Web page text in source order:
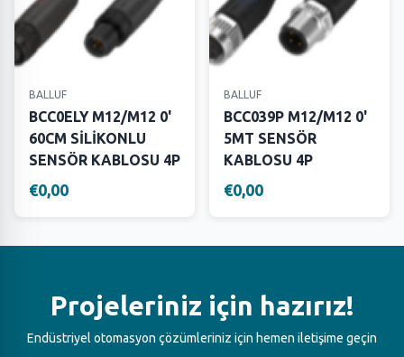
BALLUF
BCC0ELY M12/M12 0'
60CM SİLİKONLU
SENSÖR KABLOSU 4P
€0,00
BALLUF
BCC039P M12/M12 0'
5MT SENSÖR
KABLOSU 4P
€0,00
Projeleriniz için hazırız!
Endüstriyel otomasyon çözümleriniz için hemen iletişime geçin